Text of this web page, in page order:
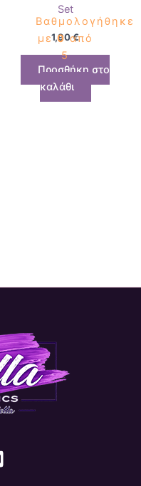
Set
Βαθμολογήθηκε
με0από
5
1,90€
Προσθήκη στο
καλάθι